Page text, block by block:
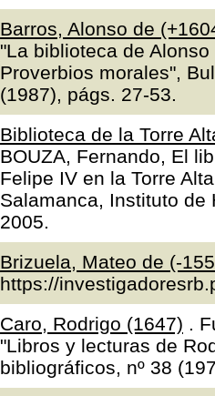
Barros, Alonso de
"La biblioteca de
Proverbios morales",
(1987), págs. 27-53.
Biblioteca de la Torre
BOUZA, Fernando, El
Felipe IV en la Torre
Salamanca, Instituto de
2005.
Brizuela, Mateo de (-
https://
Caro, Rodrigo (1647) .
"Libros y lecturas de
bibliográficos, nº 38